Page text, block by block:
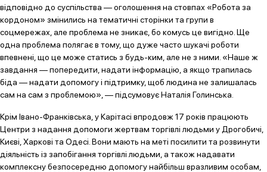
відповідно до суспільства — оголошення на стовпах «Робота за
кордоном» змінились на тематичні сторінки та групи в
соцмережах, але проблема не зникає, бо комусь це вигідно. Ще
одна проблема полягає в тому, що дуже часто шукачі роботи
впевнені, що це може статись з будь-ким, але не з ними. «Наше ж
завдання — попередити, надати інформацію, а якщо трапилась
біда — надати допомогу і підтримку, щоб людина не залишалась
сам на сам з проблемою», — підсумовує Наталія Голинська.
Крім Івано-Франківська, у Карітасі впродовж 17 років працюють
Центри з надання допомоги жертвам торгівлі людьми у Дрогобичі,
Києві, Харкові та Одесі. Вони мають на меті посилити та розвинути
діяльність із запобігання торгівлі людьми, а також надавати
комплексну безпосередню допомогу найбільш вразливим особам,